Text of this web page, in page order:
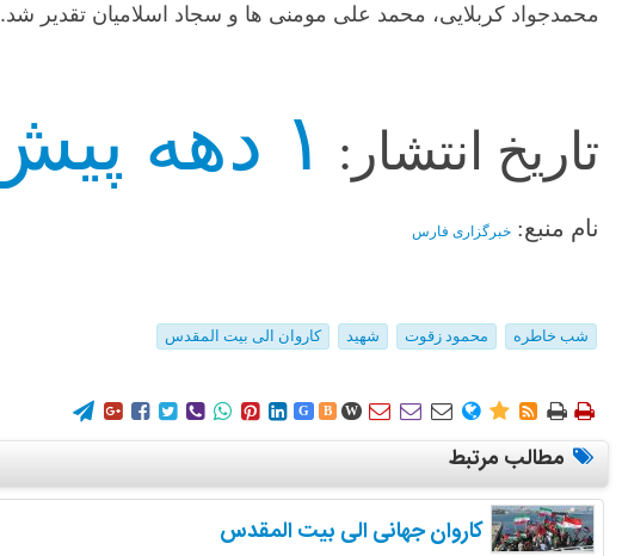
محمدجواد کربلایی، محمد علی مومنی ها و سجاد اسلامیان تقدیر شد.
تاریخ انتشار: ۱ دهه پیش
نام منبع: خبرگزاری فارس
شب خاطره محمود زقوت شهید کاروان الی بیت المقدس
        G B W        
مطالب مرتبط
کاروان جهانی الی بیت المقدس